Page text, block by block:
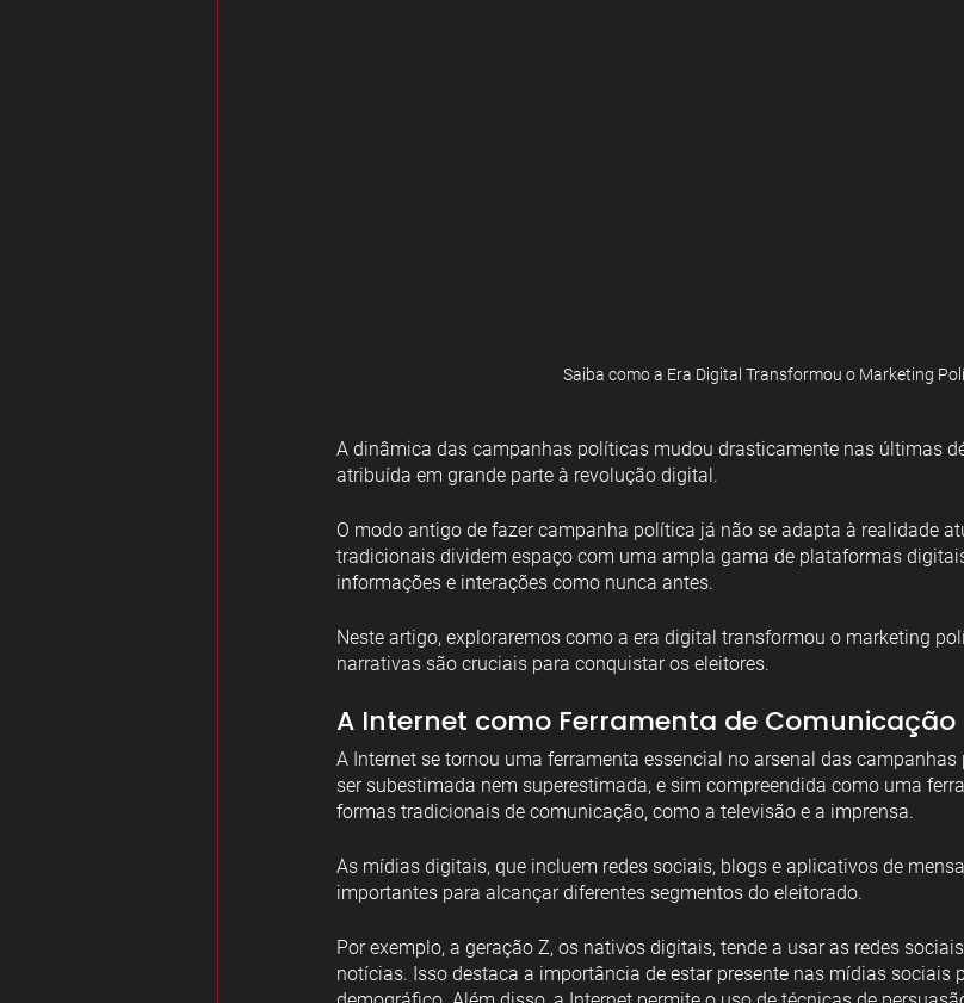
Saiba como a Era Digital Transformou o Marketing
A dinâmica das campanhas políticas mudou drasticamente nas últimas
atribuída em grande parte à revolução digital.
O modo antigo de fazer campanha política já não se adapta à realidade
tradicionais dividem espaço com uma ampla gama de plataformas
informações e interações como nunca antes.
Neste artigo, exploraremos como a era digital transformou o marketing
narrativas são cruciais para conquistar os eleitores.
A Internet como Ferramenta de Comunicação
A Internet se tornou uma ferramenta essencial no arsenal das
ser subestimada nem superestimada, e sim compreendida como uma
formas tradicionais de comunicação, como a televisão e a imprensa.
As mídias digitais, que incluem redes sociais, blogs e aplicativos de
importantes para alcançar diferentes segmentos do eleitorado.
Por exemplo, a geração Z, os nativos digitais, tende a usar as redes
notícias. Isso destaca a importância de estar presente nas mídias sociais